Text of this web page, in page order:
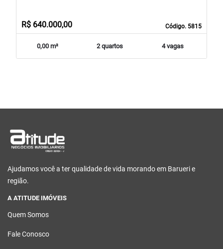
Código. 5815
R$ 640.000,00
0,00 m² 2 quartos 4 vagas
Ajudamos você a ter qualidade de vida morando em Barueri e
região.
A ATITUDE IMÓVEIS
Quem Somos
Fale Conosco